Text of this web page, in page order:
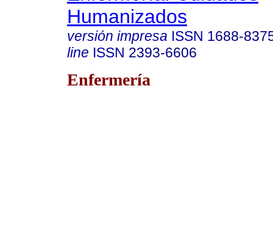
Humanizados
versión impresa ISSN 1688-
line ISSN 2393-6606
Enfermería